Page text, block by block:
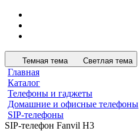
Темная тема Светлая тема
Главная
Каталог
Телефоны и гаджеты
Домашние и офисные телефоны
SIP-телефоны
SIP-телефон Fanvil H3